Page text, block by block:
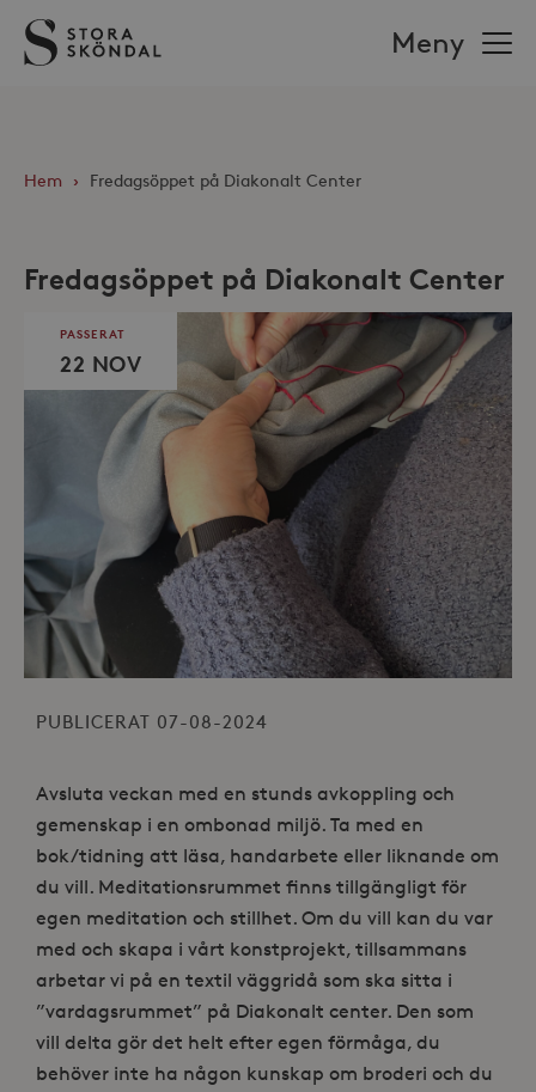
Stora
Sköndal
Meny
Hem › Fredagsöppet på Diakonalt Center
Fredagsöppet på Diakonalt Center
PASSERAT
22 NOV
PUBLICERAT 07-08-2024
Avsluta veckan med en stunds avkoppling och
gemenskap i en ombonad miljö. Ta med en
bok/tidning att läsa, handarbete eller liknande om
du vill. Meditationsrummet finns tillgängligt för
egen meditation och stillhet. Om du vill kan du var
med och skapa i vårt konstprojekt, tillsammans
arbetar vi på en textil väggridå som ska sitta i
”vardagsrummet” på Diakonalt center. Den som
vill delta gör det helt efter egen förmåga, du
behöver inte ha någon kunskap om broderi och du